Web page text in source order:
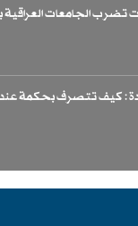
الجامعات العراقية
: كيف تتصرف بحكمة عند